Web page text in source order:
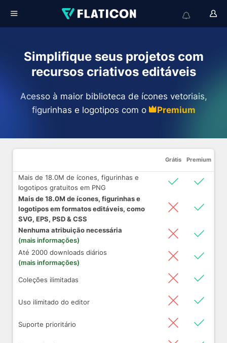
Simplifique seus projetos com
recursos criativos editáveis
Acesso à maior biblioteca de ícones vetoriais,
figurinhas e logotipos com o
Premium
Grátis Premium
Mais de 18.0M de ícones, figurinhas e
logotipos gratuitos em PNG
Mais de 18.0M de ícones, figurinhas e
logotipos em formatos editáveis, como
SVG, EPS, PSD & CSS
Nenhuma atribuição necessária
(mais informações)
Até 2000 downloads diários
(mais informações)
Coleções ilimitadas
Uso ilimitado do editor
Suporte prioritário